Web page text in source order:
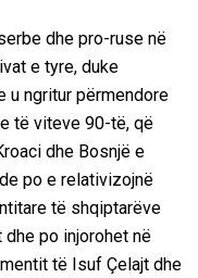
dhe pro-ruse në
e tyre, duke
u ngritur përmendore
të viteve 90-të, që
dhe Bosnjë e
po e relativizojnë
të shqiptarëve
po injorohet në
të Isuf Çelajt dhe